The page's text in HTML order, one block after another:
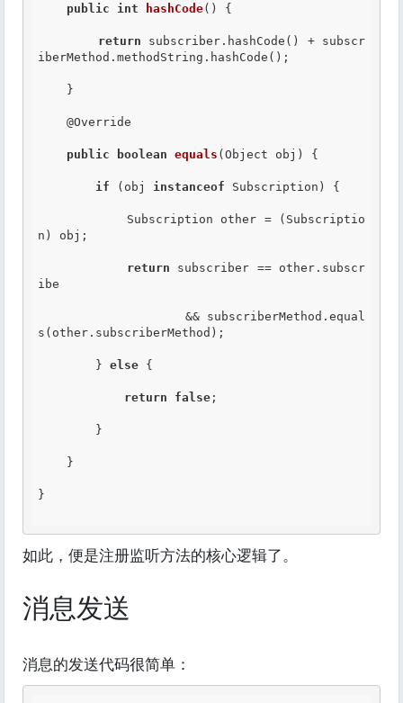
public int hashCode() {
return subscriber.hashCode() + subscr
iberMethod.methodString.hashCode();
@Override
public boolean equals (Object obj) {
if (obj instanceof Subscription) {
n) obj;
return subscriber == other.subscr
ibe
s(other.subscriberMethod);
        }
else {
return false ;
}
如此，便是注册监听方法的核心逻辑了。
消息发送
消息的发送代码很简单：